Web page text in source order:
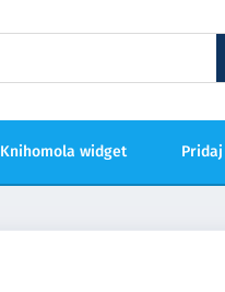
Knihomola widget